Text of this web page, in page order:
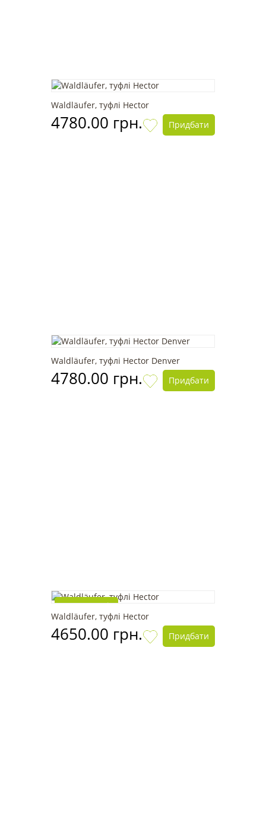
Waldläufer, туфлі Hector
4780.00 грн. Придбати
Waldläufer, туфлі Hector Denver
4780.00 грн. Придбати
Топ продажів
Waldläufer, туфлі Hector
4650.00 грн. Придбати